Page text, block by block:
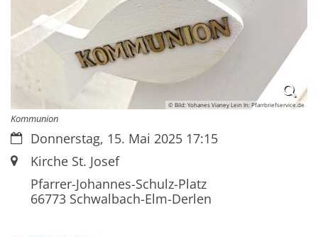
© Bild: Yohanes Vianey Lein In: Pfarrbriefservice.de
Kommunion
Datum:Donnerstag, 15. Mai 2025 17:15
Ort:Kirche St. Josef
Pfarrer-Johannes-Schulz-Platz
66773Schwalbach-Elm-Derlen